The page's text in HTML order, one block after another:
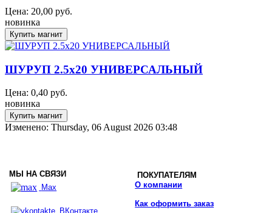
Цена: 20,00 руб.
новинка
ШУРУП 2.5x20 УНИВЕРСАЛЬНЫЙ
Цена: 0,40 руб.
новинка
Изменено: Thursday, 06 August 2026 03:48
МЫ НА СВЯЗИ
ПОКУПАТЕЛЯМ
Max
ВКонтакте
О компании
Как оформить заказ